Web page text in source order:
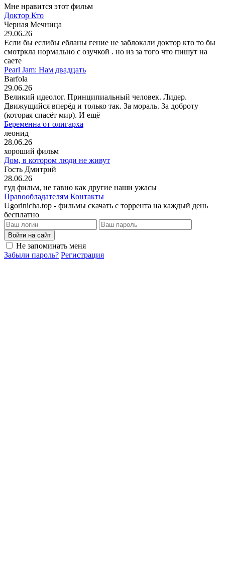
Мне нравится этот фильм
Доктор Кто
Черная Мечница
29.06.26
Если бы еслибы ебланы гение не заблокали доктор кто то бы
смотркла нормально с озучкой . но из за того что пишут на
саете
Pearl Jam: Нам двадцать
Barfola
29.06.26
Великий идеолог. Принципиальный человек. Лидер.
Движущийся вперёд и только так. За мораль. За доброту
(которая спасёт мир). И ещё
Беременна от олигарха
леонид
28.06.26
хороший фильм
Дом, в котором люди не живут
Гость Дмитрий
28.06.26
гуд фильм, не гавно как другие наши ужасы
Правообладателям Контакты
Ugorinicha.top - фильмы скачать с торрента на каждый день
бесплатно
Войти на сайт
Не запоминать меня
Забыли пароль? Регистрация